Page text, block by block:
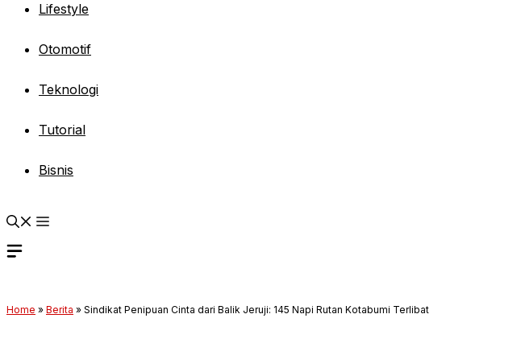
Lifestyle
Otomotif
Teknologi
Tutorial
Bisnis
Home » Berita » Sindikat Penipuan Cinta dari Balik Jeruji: 145 Napi Rutan Kotabumi Terlibat